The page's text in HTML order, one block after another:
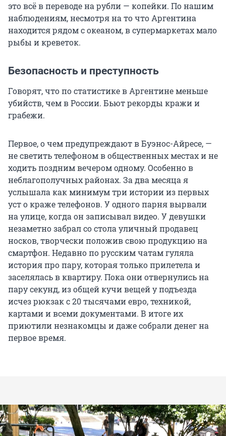
это всё в переводе на рубли — копейки. По нашим
наблюдениям, несмотря на то что Аргентина
находится рядом с океаном, в супермаркетах мало
рыбы и креветок.
Безопасность и преступность
Говорят, что по статистике в Аргентине меньше
убийств, чем в России. Бьют рекорды кражи и
грабежи.
Первое, о чем предупреждают в Буэнос-Айресе, —
не светить телефоном в общественных местах и не
ходить поздним вечером одному. Особенно в
неблагополучных районах. За два месяца я
услышала как минимум три истории из первых
уст о краже телефонов. У одного парня вырвали
на улице, когда он записывал видео. У девушки
незаметно забрал со стола уличный продавец
носков, творчески положив свою продукцию на
смартфон. Недавно по русским чатам гуляла
история про пару, которая только прилетела и
заселялась в квартиру. Пока они отвернулись на
пару секунд, из общей кучи вещей у подъезда
исчез рюкзак с 20 тысячами евро, техникой,
картами и всеми документами. В итоге их
приютили незнакомцы и даже собрали денег на
первое время.